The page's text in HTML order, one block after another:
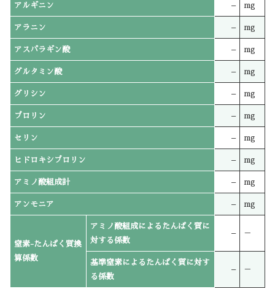
アルギニン – mg
アラニン – mg
アスパラギン酸 – mg
グルタミン酸 – mg
グリシン – mg
プロリン – mg
セリン – mg
ヒドロキシプロリン – mg
アミノ酸組成計 – mg
アンモニア – mg
窒素-たんぱく質換
算係数
アミノ酸組成によるたんぱく質に
対する係数
– －
基準窒素によるたんぱく質に対す
る係数
– －